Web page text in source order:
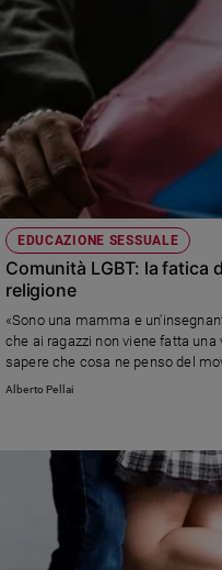
EDUCAZIONE SESSUALE
Comunità LGBT: la fatica
religione
«Sono una mamma e
che ai ragazzi non viene fatta
sapere che cosa ne penso del
sentirsi pansessuali,
Alberto Pellai